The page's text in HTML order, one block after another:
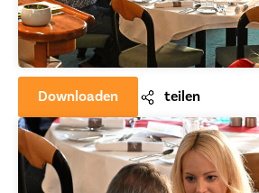
Downloaden teilen